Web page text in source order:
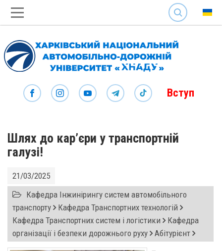
SEARCH
Вступ
Шлях до кар’єри у транспортній
галузі!
21/03/2025
Кафедра Інжинірингу систем автомобільного
транспорту Кафедра Транспортних технологій
Кафедра Транспортних систем і логістики Кафедра
організації і безпеки дорожнього руху Абітурієнт